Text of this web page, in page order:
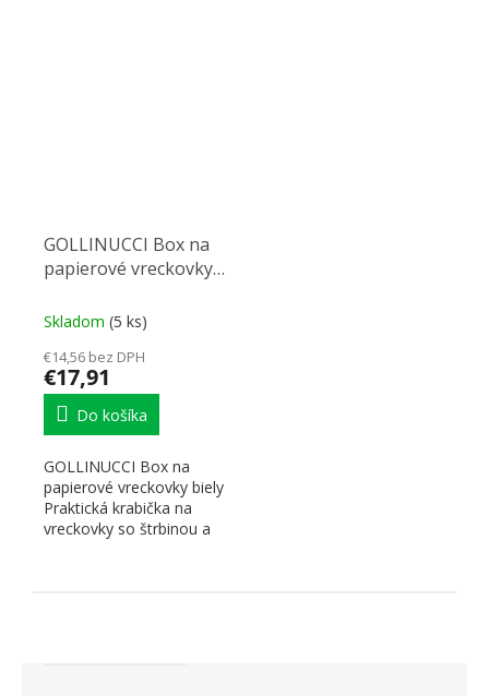
GOLLINUCCI Box na
papierové vreckovky
Skladom (5 ks)
€14,56 bez DPH
€17,91
Do košíka
GOLLINUCCI Box na
papierové vreckovky biely
Praktická krabička na
vreckovky so štrbinou a